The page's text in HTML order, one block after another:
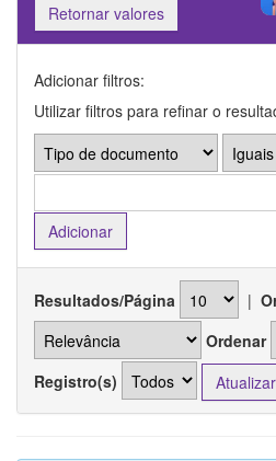
Retornar valores
Adicionar filtros:
Utilizar filtros para refinar o
Resultados/Página |
Ordenar
Registro(s)